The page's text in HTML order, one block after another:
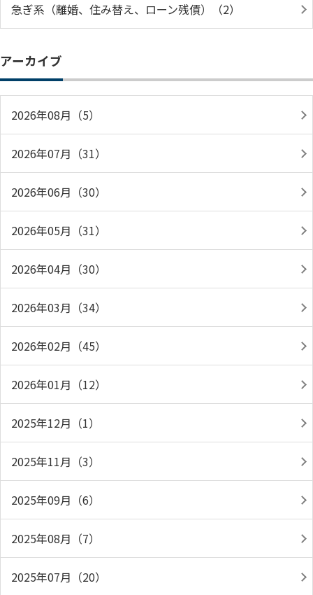
急ぎ系（離婚、住み替え、ローン残債）（2）
アーカイブ
2026年08月（5）
2026年07月（31）
2026年06月（30）
2026年05月（31）
2026年04月（30）
2026年03月（34）
2026年02月（45）
2026年01月（12）
2025年12月（1）
2025年11月（3）
2025年09月（6）
2025年08月（7）
2025年07月（20）